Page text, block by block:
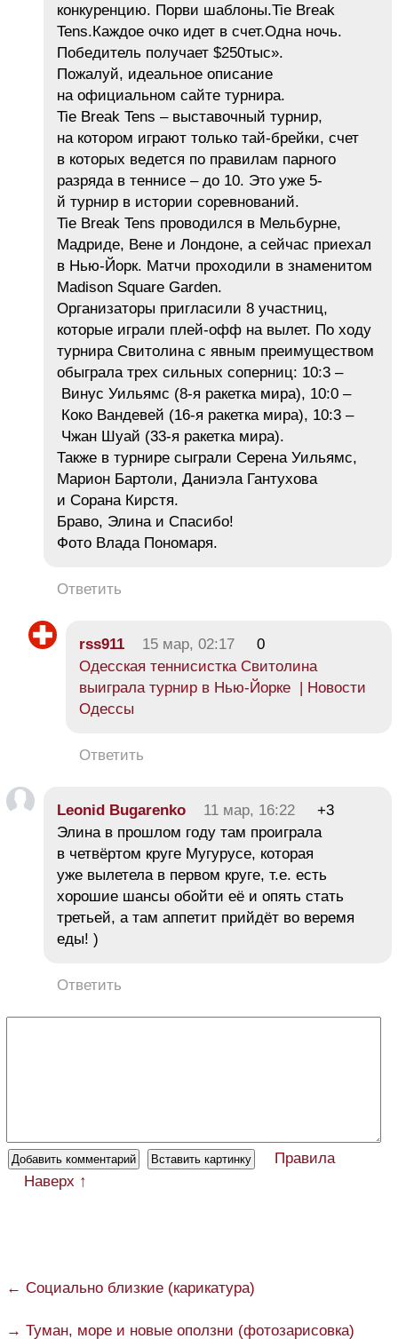
конкуренцию. Порви шаблоны.Tie Break
Tens.Каждое очко идет в счет.Одна ночь.
Победитель получает $250тыс».
Пожалуй, идеальное описание
на официальном сайте турнира.
Tie Break Tens – выставочный турнир,
на котором играют только тай-брейки, счет
в которых ведется по правилам парного
разряда в теннисе – до 10. Это уже 5-
й турнир в истории соревнований.
Tie Break Tens проводился в Мельбурне,
Мадриде, Вене и Лондоне, а сейчас приехал
в Нью-Йорк. Матчи проходили в знаменитом
Madison Square Garden.
Организаторы пригласили 8 участниц,
которые играли плей-офф на вылет. По ходу
турнира Свитолина с явным преимуществом
обыграла трех сильных соперниц: 10:3 –
Винус Уильямс (8-я ракетка мира), 10:0 –
Коко Вандевей (16-я ракетка мира), 10:3 –
Чжан Шуай (33-я ракетка мира).
Также в турнире сыграли Серена Уильямс,
Марион Бартоли, Даниэла Гантухова
и Сорана Кирстя.
Браво, Элина и Спасибо!
Фото Влада Пономаря.
Ответить
rss911 15 мар, 02:17
0
Одесская теннисистка Свитолина
выиграла турнир в Нью-Йорке | Новости
Одессы
Ответить
Leonid Bugarenko 11 мар, 16:22
+3
Элина в прошлом году там проиграла
в четвёртом круге Мугурусе, которая
уже вылетела в первом круге, т.е. есть
хорошие шансы обойти её и опять стать
третьей, а там аппетит прийдёт во веремя
еды! )
Ответить
Правила
Наверх ↑
← Социально близкие (карикатура)
→ Туман, море и новые оползни (фотозарисовка)